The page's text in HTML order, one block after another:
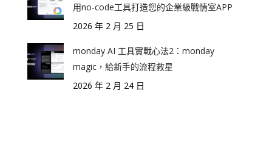
用no-code工具打造您的企業級戰情室APP
2026 年 2 月 25 日
monday AI 工具實戰心法2：monday
magic，給新手的流程救星
2026 年 2 月 24 日